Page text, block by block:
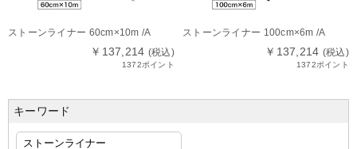
ストーンライナー 60cm×10m /A
￥137,214 (税込)
1372ポイント
ストーンライナー 100cm×6m /A
￥137,214 (税込)
1372ポイント
キーワード